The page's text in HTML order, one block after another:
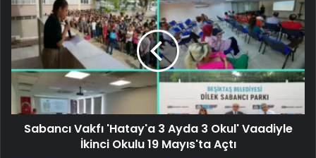
Sabancı Vakfı 'Hatay'a 3 Ayda 3 Okul' Vaadiyle
İkinci Okulu 19 Mayıs'ta Açtı